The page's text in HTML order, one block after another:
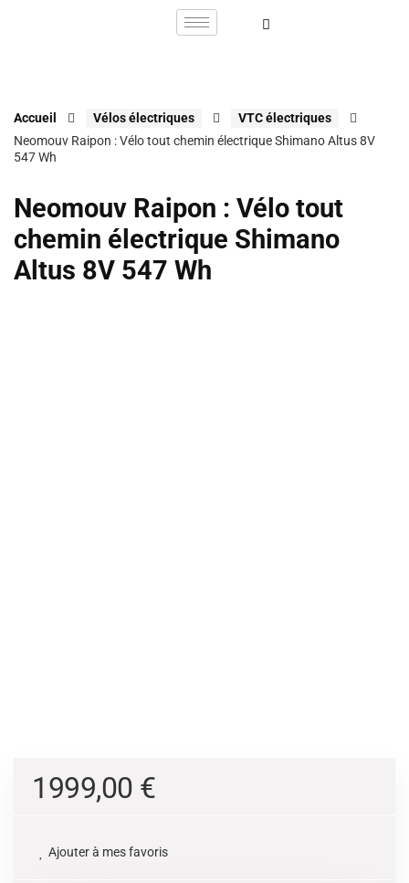
Accueil Vélos électriques
VTC électriques
Neomouv Raipon : Vélo tout chemin électrique Shimano Altus 8V
547 Wh
Neomouv Raipon : Vélo tout
chemin électrique Shimano
Altus 8V 547 Wh
1999,00 €
Ajouter à mes favoris